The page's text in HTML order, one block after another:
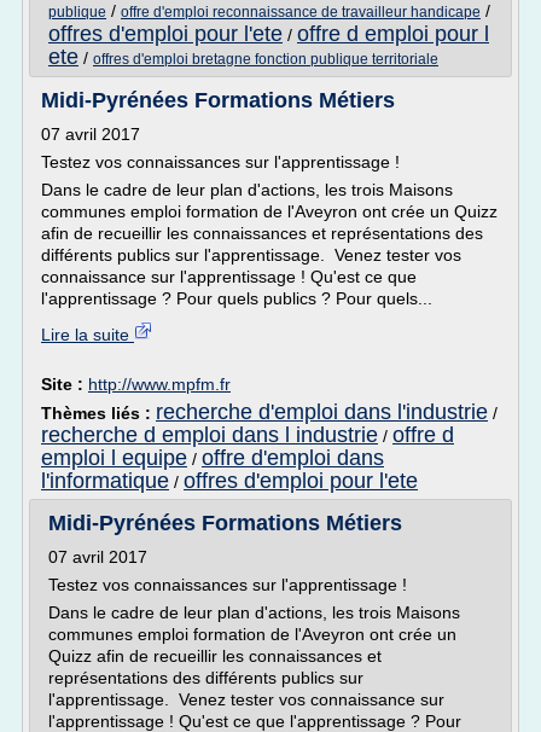
publique / offre d'emploi reconnaissance de travailleur handicape /
offres d'emploi pour l'ete / offre d emploi pour l
ete / offres d'emploi bretagne fonction publique territoriale
Midi-Pyrénées Formations Métiers
07 avril 2017
Testez vos connaissances sur l'apprentissage !
Dans le cadre de leur plan d'actions, les trois Maisons
communes emploi formation de l'Aveyron ont crée un Quizz
afin de recueillir les connaissances et représentations des
différents publics sur l'apprentissage. Venez tester vos
connaissance sur l'apprentissage ! Qu'est ce que
l'apprentissage ? Pour quels publics ? Pour quels...
Lire la suite
Site : http://www.mpfm.fr
Thèmes liés : recherche d'emploi dans l'industrie /
recherche d emploi dans l industrie / offre d
emploi l equipe / offre d'emploi dans
l'informatique / offres d'emploi pour l'ete
Midi-Pyrénées Formations Métiers
07 avril 2017
Testez vos connaissances sur l'apprentissage !
Dans le cadre de leur plan d'actions, les trois Maisons
communes emploi formation de l'Aveyron ont crée un
Quizz afin de recueillir les connaissances et
représentations des différents publics sur
l'apprentissage. Venez tester vos connaissance sur
l'apprentissage ! Qu'est ce que l'apprentissage ? Pour